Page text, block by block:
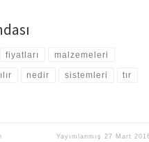
fiyatları malzemeleri
nedir sistemleri tır
Yayımlanmış 27 Mart